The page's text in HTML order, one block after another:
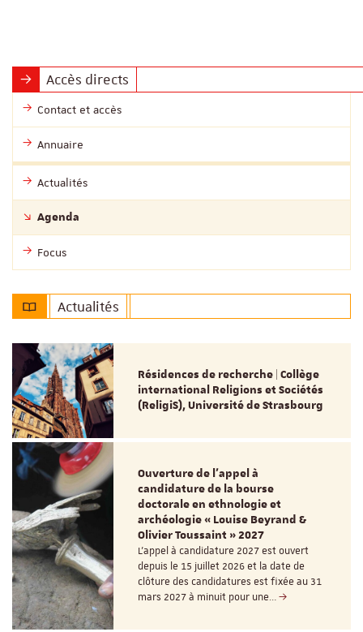
Accès directs
Contact et accès
Annuaire
Actualités
Agenda
Focus
Actualités
Résidences de recherche | Collège
international Religions et Sociétés
(ReligiS), Université de Strasbourg
Ouverture de l'appel à
candidature de la bourse
doctorale en ethnologie et
archéologie « Louise Beyrand &
Olivier Toussaint » 2027
L’appel à candidature 2027 est ouvert
depuis le 15 juillet 2026 et la date de
clôture des candidatures est fixée au 31
mars 2027 à minuit pour une…